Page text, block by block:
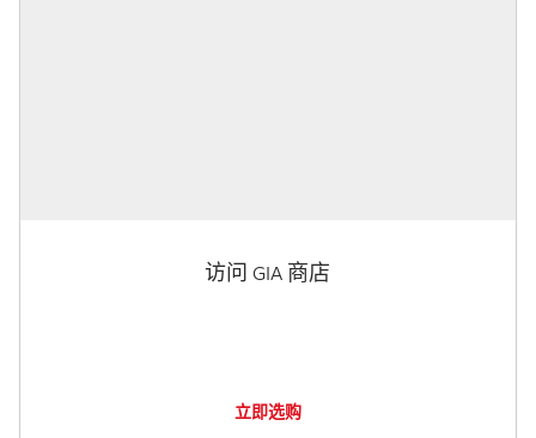
访问 GIA 商店
立即选购